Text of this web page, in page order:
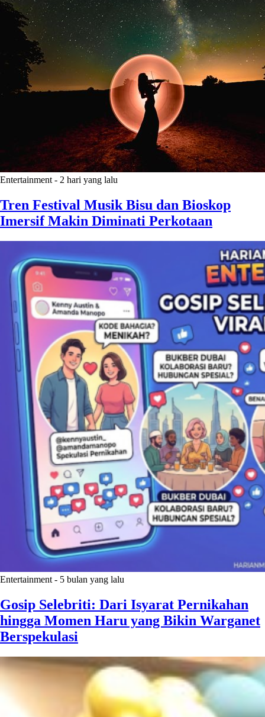
Entertainment - 2 hari yang lalu
Tren Festival Musik Bisu dan Bioskop
Imersif Makin Diminati Perkotaan
Entertainment - 5 bulan yang lalu
Gosip Selebriti: Dari Isyarat Pernikahan
hingga Momen Haru yang Bikin Warganet
Berspekulasi